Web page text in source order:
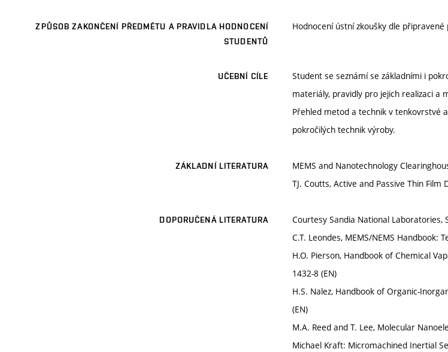
ZPŮSOB ZAKONČENÍ PŘEDMĚTU A PRAVIDLA HODNOCENÍ
STUDENTŮ
Hodnocení ústní zkoušky dle
UČEBNÍ CÍLE
Student se seznámí se základními i
materiály, pravidly pro jejich realizaci a
Přehled metod a technik v tenkovrstvé
pokročilých technik výroby.
ZÁKLADNÍ LITERATURA MEMS and Nanotechnology
TJ. Coutts, Active and Passive Thin Film
DOPORUČENÁ LITERATURA
Courtesy Sandia National Laboratories,
C.T. Leondes, MEMS/NEMS Handbook:
H.O. Pierson, Handbook of Chemical
1432-8 (EN)
H.S. Nalez, Handbook of Organic-
(EN)
M.A. Reed and T. Lee, Molecular
Michael Kraft: Micromachined Inertial